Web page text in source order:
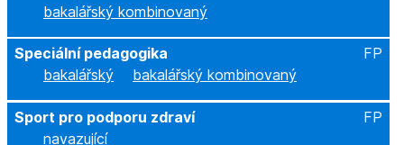
bakalářský kombinovaný
Speciální pedagogika
FP
bakalářský
bakalářský kombinovaný
Sport pro podporu zdraví
FP
navazující